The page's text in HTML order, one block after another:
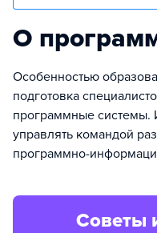
О
Особенностью
подготовка
программные системы.
управлять командой
программно-
Советы